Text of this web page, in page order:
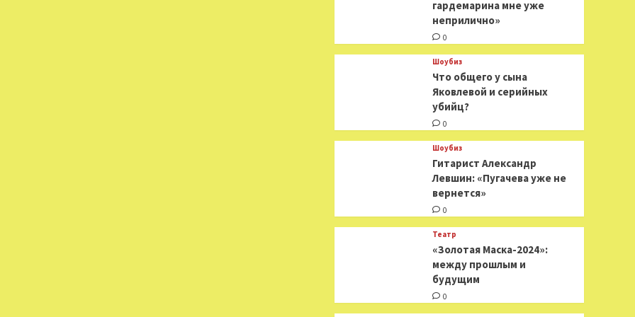
гардемарина мне уже
неприлично»
0
Шоубиз
Что общего у сына
Яковлевой и серийных
убийц?
0
Шоубиз
Гитарист Александр
Левшин: «Пугачева уже не
вернется»
0
Театр
«Золотая Маска-2024»:
между прошлым и
будущим
0